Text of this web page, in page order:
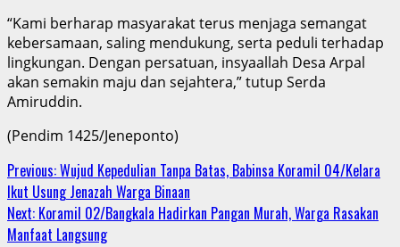
“Kami berharap masyarakat terus menjaga semangat
kebersamaan, saling mendukung, serta peduli terhadap
lingkungan. Dengan persatuan, insyaallah Desa Arpal
akan semakin maju dan sejahtera,” tutup Serda
Amiruddin.
(Pendim 1425/Jeneponto)
Continue
Reading
Previous:Wujud Kepedulian Tanpa Batas, Babinsa Koramil 04/Kelara
Ikut Usung Jenazah Warga Binaan
Next: Koramil 02/Bangkala Hadirkan Pangan Murah, Warga Rasakan
Manfaat Langsung